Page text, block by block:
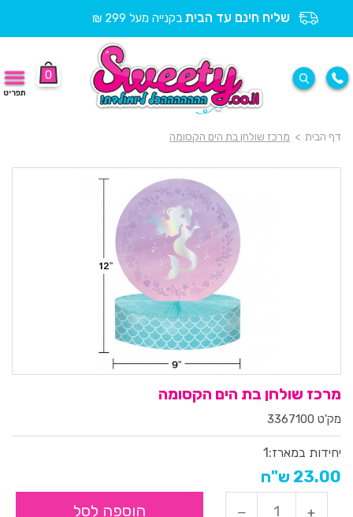
שליח חינם עד הבית בקנייה מעל 299 ₪
0
תפריט
דף הבית > מרכז שולחן בת הים הקסומה
מרכז שולחן בת הים הקסומה
מק'ט 3367100
יחידות במארז:1
23.00 ש"ח
הוספה לסל